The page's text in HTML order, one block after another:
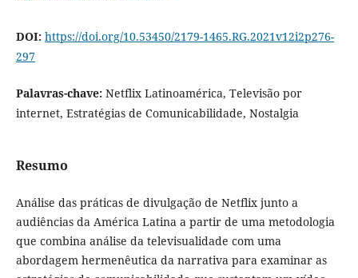
DOI: https://doi.org/10.53450/2179-1465.RG.2021v12i2p276-
297
Palavras-chave: Netflix Latinoamérica, Televisão por
internet, Estratégias de Comunicabilidade, Nostalgia
Resumo
Análise das práticas de divulgação de Netflix junto a
audiências da América Latina a partir de uma metodologia
que combina análise da televisualidade com uma
abordagem hermenêutica da narrativa para examinar as